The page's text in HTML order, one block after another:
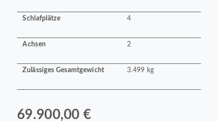
Schlafplätze 4
Achsen 2
Zulässiges Gesamtgewicht 3.499 kg
69.900,00 €